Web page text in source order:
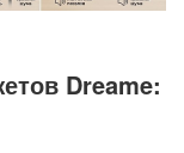
Dreame: